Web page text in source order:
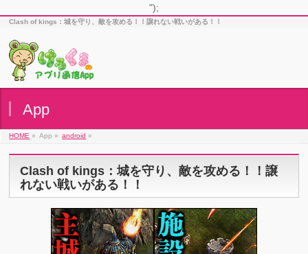
");
Clash of kings：城を守り、敵を攻める！！譲れない戦いがある！！
App
HOME » App » android »
Clash of kings：城を守り、敵を攻める！！譲
れない戦いがある！！